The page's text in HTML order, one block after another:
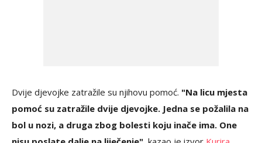
Dvije djevojke zatražile su njihovu pomoć. "Na licu mjesta
pomoć su zatražile dvije djevojke. Jedna se požalila na
bol u nozi, a druga zbog bolesti koju inače ima. One